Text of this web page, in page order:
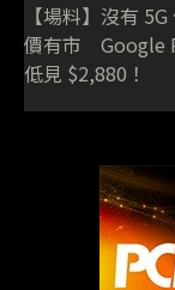
【場料】沒有
價有市 Google
低見 $2,880！